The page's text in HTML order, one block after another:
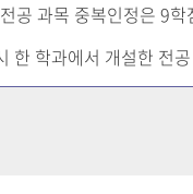
공 과목 중복인정은 9학
한 학과에서 개설한 전